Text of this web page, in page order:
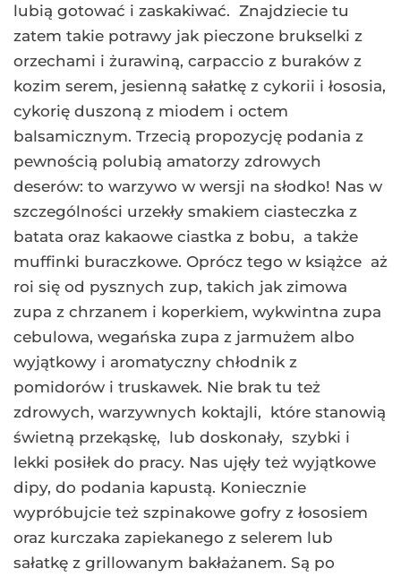
lubią gotować i zaskakiwać. Znajdziecie tu
zatem takie potrawy jak pieczone brukselki z
orzechami i żurawiną, carpaccio z buraków z
kozim serem, jesienną sałatkę z cykorii i łososia,
cykorię duszoną z miodem i octem
balsamicznym. Trzecią propozycję podania z
pewnością polubią amatorzy zdrowych
deserów: to warzywo w wersji na słodko! Nas w
szczególności urzekły smakiem ciasteczka z
batata oraz kakaowe ciastka z bobu, a także
muffinki buraczkowe. Oprócz tego w książce aż
roi się od pysznych zup, takich jak zimowa
zupa z chrzanem i koperkiem, wykwintna zupa
cebulowa, wegańska zupa z jarmużem albo
wyjątkowy i aromatyczny chłodnik z
pomidorów i truskawek. Nie brak tu też
zdrowych, warzywnych koktajli, które stanowią
świetną przekąskę, lub doskonały, szybki i
lekki posiłek do pracy. Nas ujęły też wyjątkowe
dipy, do podania kapustą. Koniecznie
wypróbujcie też szpinakowe gofry z łososiem
oraz kurczaka zapiekanego z selerem lub
sałatkę z grillowanym bakłażanem. Są po